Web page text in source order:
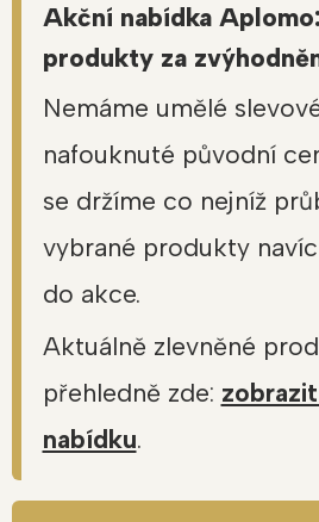
Akční nabídka
produkty za
Nemáme umělé
nafouknuté původní
se držíme co nejníž
vybrané produkty
do akce.
Aktuálně zlevněné
přehledně zde:
nabídku.